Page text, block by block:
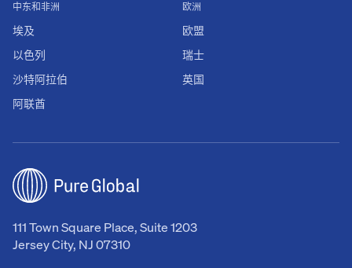
111 Town Square Place, Suite 1203
Jersey City, NJ 07310
欧洲
欧盟
瑞士
英国
中东和非洲
埃及
以色列
沙特阿拉伯
阿联酋